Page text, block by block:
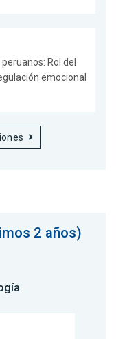
Rol del
emocional
2 años)